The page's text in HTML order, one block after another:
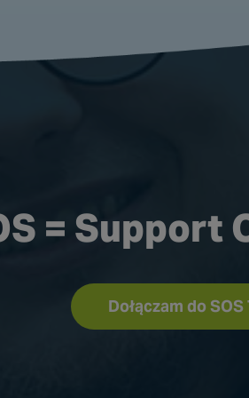
= Support
Dołączam do SOS